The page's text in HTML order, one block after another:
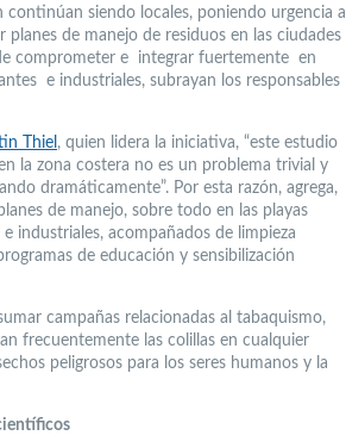
siendo locales, poniendo urgencia a
planes de manejo de residuos en las ciudades
comprometer e integrar fuertemente en
e industriales, subrayan los responsables
Thiel , quien lidera la iniciativa, “este estudio
la zona costera no es un problema trivial y
dramáticamente”. Por esta razón, agrega,
de manejo, sobre todo en las playas
industriales, acompañados de limpieza
de educación y sensibilización
campañas relacionadas al tabaquismo,
frecuentemente las colillas en cualquier
peligrosos para los seres humanos y la